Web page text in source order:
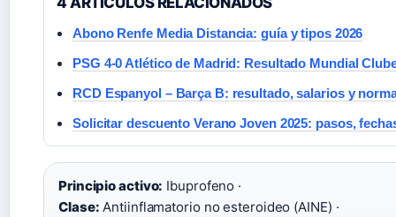
Abono Renfe Media Distancia: guía y tipos 2026
PSG 4-0 Atlético de Madrid: Resultado Mundial
RCD Espanyol – Barça B: resultado, salarios y
Solicitar descuento Verano Joven 2025: pasos,
Principio activo: Ibuprofeno ·
Clase: Antiinflamatorio no esteroideo (AINE) ·